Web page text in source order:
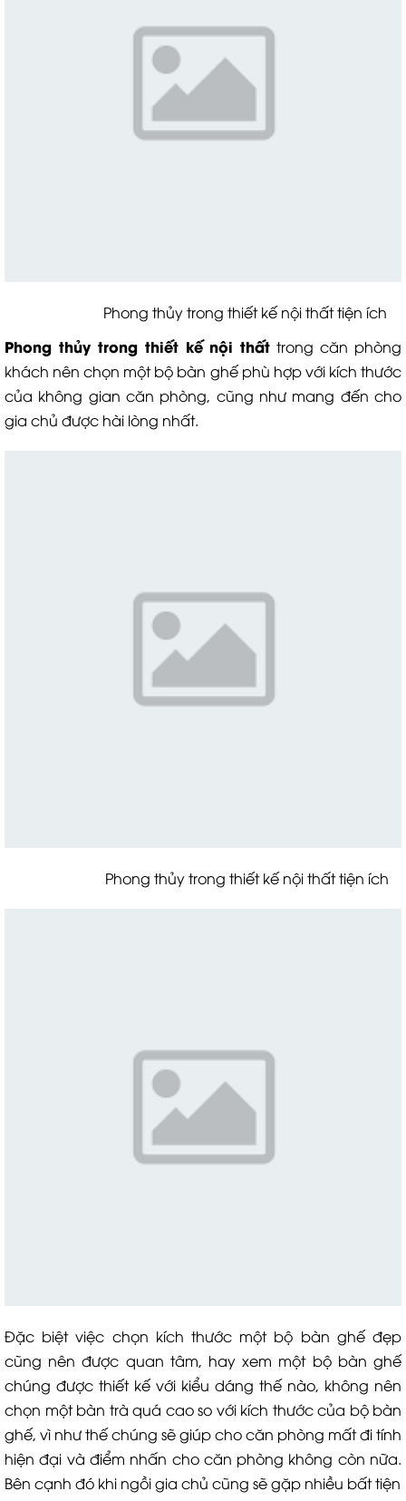
Phong thủy trong thiết kế nội thất tiện ích
Phong thủy trong thiết kế nội thất trong căn phòng
khách nên chọn một bộ bàn ghế phù hợp với kích thước
của không gian căn phòng, cũng như mang đến cho
gia chủ được hài lòng nhất.
Phong thủy trong thiết kế nội thất tiện ích
Đặc biệt việc chọn kích thước một bộ bàn ghế đẹp
cũng nên được quan tâm, hay xem một bộ bàn ghế
chúng được thiết kế với kiểu dáng thế nào, không nên
chọn một bàn trà quá cao so với kích thước của bộ bàn
ghế, vì như thế chúng sẽ giúp cho căn phòng mất đi tính
hiện đại và điểm nhấn cho căn phòng không còn nữa.
Bên cạnh đó khi ngồi gia chủ cũng sẽ gặp nhiều bất tiện